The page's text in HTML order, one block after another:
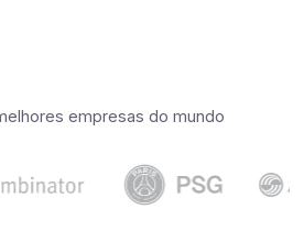
empresas do mundo